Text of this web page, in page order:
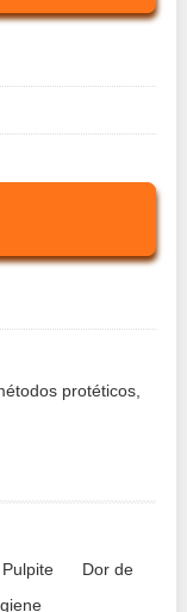
protéticos,
Pulpite
Dor de